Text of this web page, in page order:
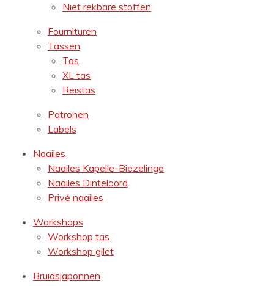
Niet rekbare stoffen
Fournituren
Tassen
Tas
XL tas
Reistas
Patronen
Labels
Naailes
Naailes Kapelle-Biezelinge
Naailes Dinteloord
Privé naailes
Workshops
Workshop tas
Workshop gilet
Bruidsjaponnen